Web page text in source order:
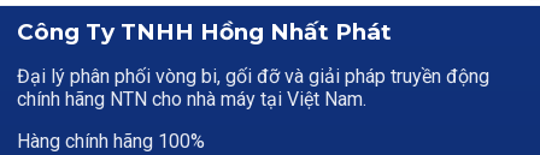
Công Ty TNHH Hồng Nhất Phát
Đại lý phân phối vòng bi, gối đỡ và giải pháp truyền động
chính hãng NTN cho nhà máy tại Việt Nam.
Hàng chính hãng 100%